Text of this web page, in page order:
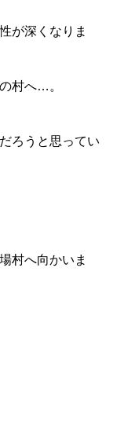
が深くなりま
村へ…。
ろうと思ってい
村へ向かいま